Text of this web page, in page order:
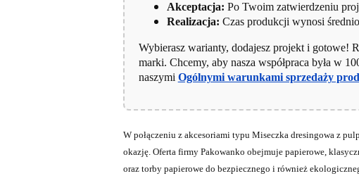
Akceptacja: Po Twoim zatwierdzeniu
Realizacja: Czas produkcji wynosi
Wybierasz warianty, dodajesz projekt i gotowe!
marki. Chcemy, aby nasza współpraca była w
naszymi Ogólnymi warunkami sprzedaży
W połączeniu z akcesoriami typu Miseczka dresingowa z
okazję. Oferta firmy Pakowanko obejmuje papierowe,
oraz torby papierowe do bezpiecznego i również